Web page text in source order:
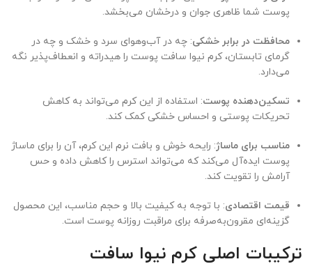
پوست شما ظاهری جوان و درخشان می‌بخشد.
محافظت در برابر خشکی: چه در آب‌وهوای سرد و خشک و چه در
گرمای تابستان، کرم نیوا سافت پوست را هیدراته و انعطاف‌پذیر نگه
می‌دارد.
تسکین‌دهنده پوست: استفاده از این کرم می‌تواند به کاهش
تحریکات پوستی و احساس خشکی کمک کند.
مناسب برای ماساژ: رایحه خوش و بافت نرم این کرم، آن را برای ماساژ
پوست ایده‌آل می‌کند که می‌تواند استرس را کاهش داده و حس
آرامش را تقویت کند.
قیمت اقتصادی: با توجه به کیفیت بالا و حجم مناسب، این محصول
گزینه‌ای مقرون‌به‌صرفه برای مراقبت روزانه پوست است.
ترکیبات اصلی کرم نیوا سافت